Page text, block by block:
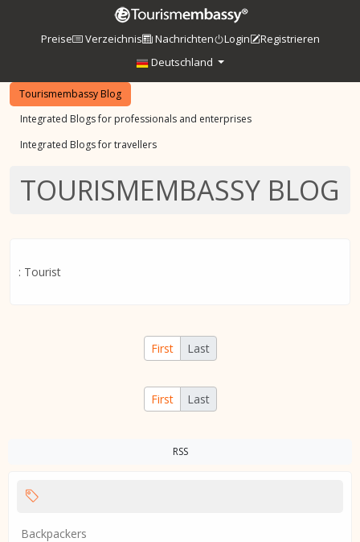
Preise Verzeichnis Nachrichten Login
Registrieren
Deutschland
Tourismembassy Blog
Integrated Blogs for professionals and enterprises
Integrated Blogs for travellers
TOURISMEMBASSY BLOG
: Tourist
First Last
First Last
RSS
Backpackers